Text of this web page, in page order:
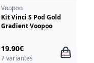
Voopoo
Kit Vinci S Pod Gold
Gradient Voopoo
19.90€
7 variantes